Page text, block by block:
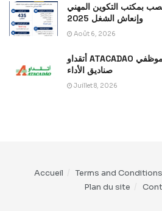
توظيف 435 منصب بمكتب التكوين المهني
وإنعاش الشغل 2025
Août 6, 2026
أتقداو ATACADAO يعلن عن توظيف موظفات وموظفي
صناديق الأداء
Juillet 8, 2026
Accueil Terms and Conditions
Plan du site